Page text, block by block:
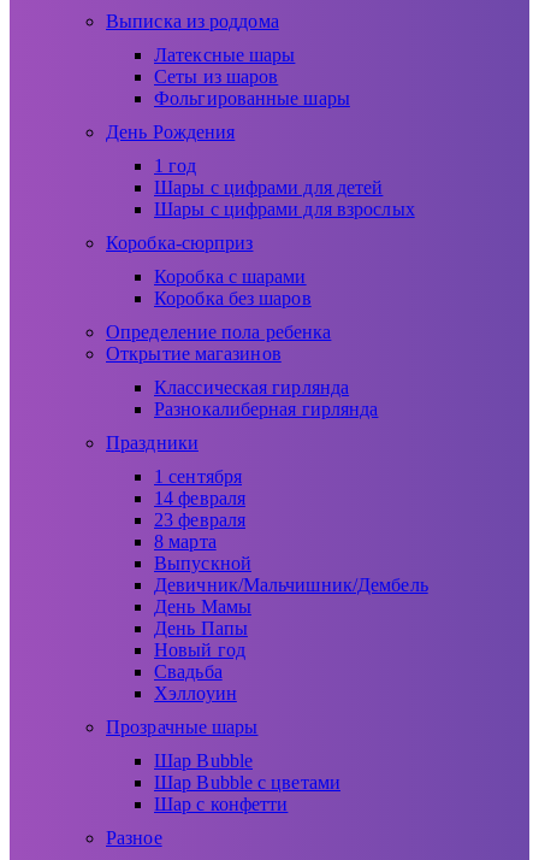
Выписка из роддома
Латексные шары
Сеты из шаров
Фольгированные шары
День Рождения
1 год
Шары с цифрами для детей
Шары с цифрами для взрослых
Коробка-сюрприз
Коробка с шарами
Коробка без шаров
Определение пола ребенка
Открытие магазинов
Классическая гирлянда
Разнокалиберная гирлянда
Праздники
1 сентября
14 февраля
23 февраля
8 марта
Выпускной
Девичник/Мальчишник/Дембель
День Мамы
День Папы
Новый год
Свадьба
Хэллоуин
Прозрачные шары
Шар Bubble
Шар Bubble с цветами
Шар с конфетти
Разное